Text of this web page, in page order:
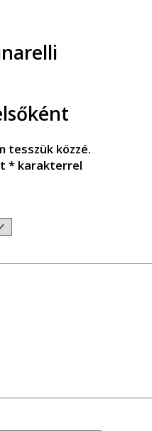
tesszük közzé.
*karakterrel